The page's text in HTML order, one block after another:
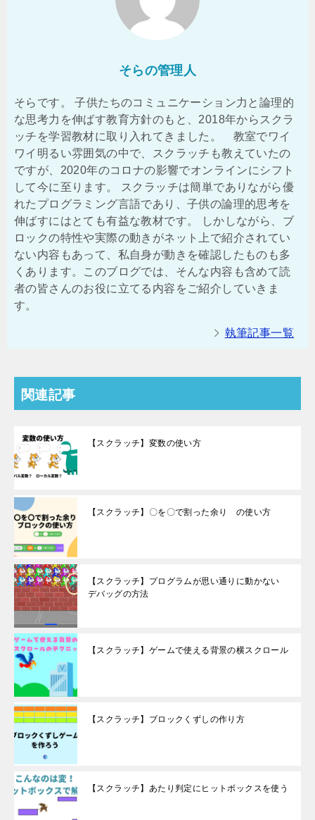
そらの管理人
そらです。 子供たちのコミュニケーション力と論理的
な思考力を伸ばす教育方針のもと、2018年からスクラ
ッチを学習教材に取り入れてきました。 教室でワイ
ワイ明るい雰囲気の中で、スクラッチも教えていたの
ですが、2020年のコロナの影響でオンラインにシフト
して今に至ります。 スクラッチは簡単でありながら優
れたプログラミング言語であり、子供の論理的思考を
伸ばすにはとても有益な教材です。 しかしながら、ブ
ロックの特性や実際の動きがネット上で紹介されてい
ない内容もあって、私自身が動きを確認したものも多
くあります。このブログでは、そんな内容も含めて読
者の皆さんのお役に立てる内容をご紹介していきま
す。
執筆記事一覧
関連記事
【スクラッチ】変数の使い方
【スクラッチ】〇を〇で割った余り の使い方
【スクラッチ】プログラムが思い通りに動かない
デバッグの方法
【スクラッチ】ゲームで使える背景の横スクロール
【スクラッチ】ブロックくずしの作り方
【スクラッチ】あたり判定にヒットボックスを使う